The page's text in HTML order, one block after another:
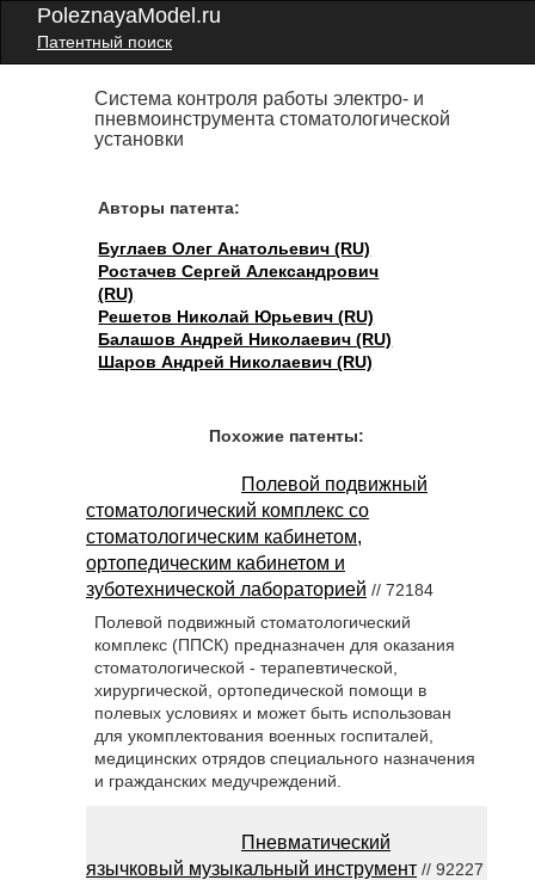
PoleznayaModel.ru
Патентный поиск
Система контроля работы электро- и
пневмоинструмента стоматологической
установки
Авторы патента:
Буглаев Олег Анатольевич (RU)
Ростачев Сергей Александрович
(RU)
Решетов Николай Юрьевич (RU)
Балашов Андрей Николаевич (RU)
Шаров Андрей Николаевич (RU)
Похожие патенты:
Полевой подвижный
стоматологический комплекс со
стоматологическим кабинетом,
ортопедическим кабинетом и
зуботехнической лабораторией // 72184
Полевой подвижный стоматологический
комплекс (ППСК) предназначен для оказания
стоматологической - терапевтической,
хирургической, ортопедической помощи в
полевых условиях и может быть использован
для укомплектования военных госпиталей,
медицинских отрядов специального назначения
и гражданских медучреждений.
Пневматический
язычковый музыкальный инструмент // 92227